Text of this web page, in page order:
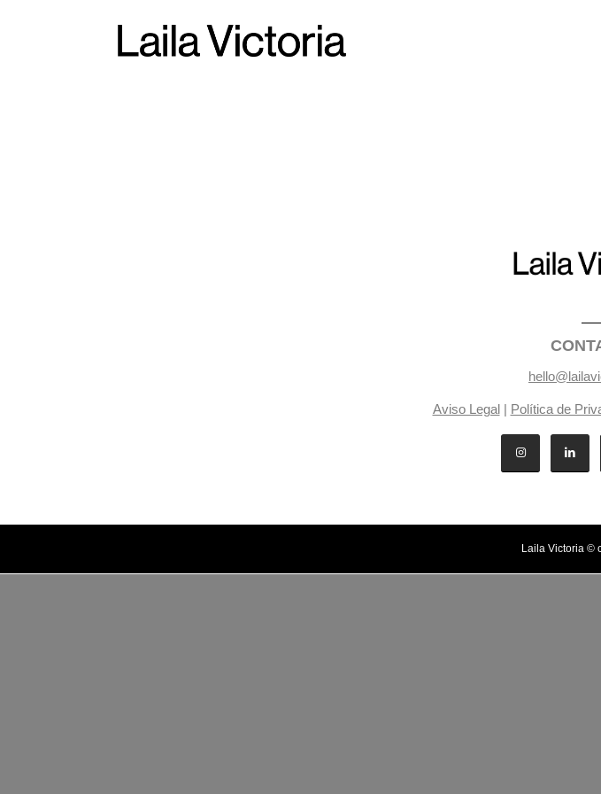
Aviso Legal| Política de
Laila Victoria ©